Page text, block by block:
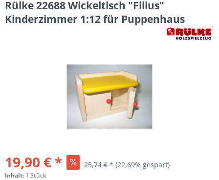
Rülke 22688 Wickeltisch "Filius"
Kinderzimmer 1:12 für Puppenhaus
19,90 € * 25,74 € * (22,69% gespart)
Inhalt: 1 Stück